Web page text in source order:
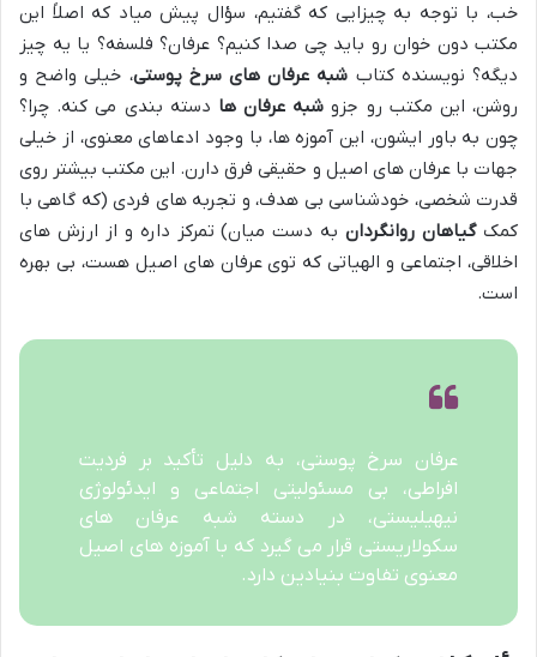
خب، با توجه به چیزایی که گفتیم، سؤال پیش میاد که اصلاً این
مکتب دون خوان رو باید چی صدا کنیم؟ عرفان؟ فلسفه؟ یا یه چیز
دیگه؟ نویسنده کتاب شبه عرفان های سرخ پوستی، خیلی واضح و
روشن، این مکتب رو جزو شبه عرفان ها دسته بندی می کنه. چرا؟
چون به باور ایشون، این آموزه ها، با وجود ادعاهای معنوی، از خیلی
جهات با عرفان های اصیل و حقیقی فرق دارن. این مکتب بیشتر روی
قدرت شخصی، خودشناسی بی هدف، و تجربه های فردی (که گاهی با
کمکگیاهان روانگردانبه دست میان) تمرکز داره و از ارزش های
اخلاقی، اجتماعی و الهیاتی که توی عرفان های اصیل هست، بی بهره
است.
عرفان سرخ پوستی، به دلیل تأکید بر فردیت
افراطی، بی مسئولیتی اجتماعی و ایدئولوژی
نیهیلیستی، در دسته شبه عرفان های
سکولاریستی قرار می گیرد که با آموزه های اصیل
معنوی تفاوت بنیادین دارد.